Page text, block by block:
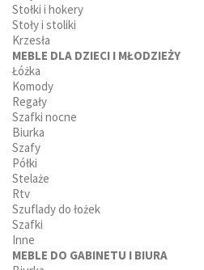
Stołki i hokery
Stoły i stoliki
Krzesła
MEBLE DLA DZIECI I MŁODZIEŻY
Łóżka
Komody
Regały
Szafki nocne
Biurka
Szafy
Półki
Stelaże
Rtv
Szuflady do łożek
Szafki
Inne
MEBLE DO GABINETU I BIURA